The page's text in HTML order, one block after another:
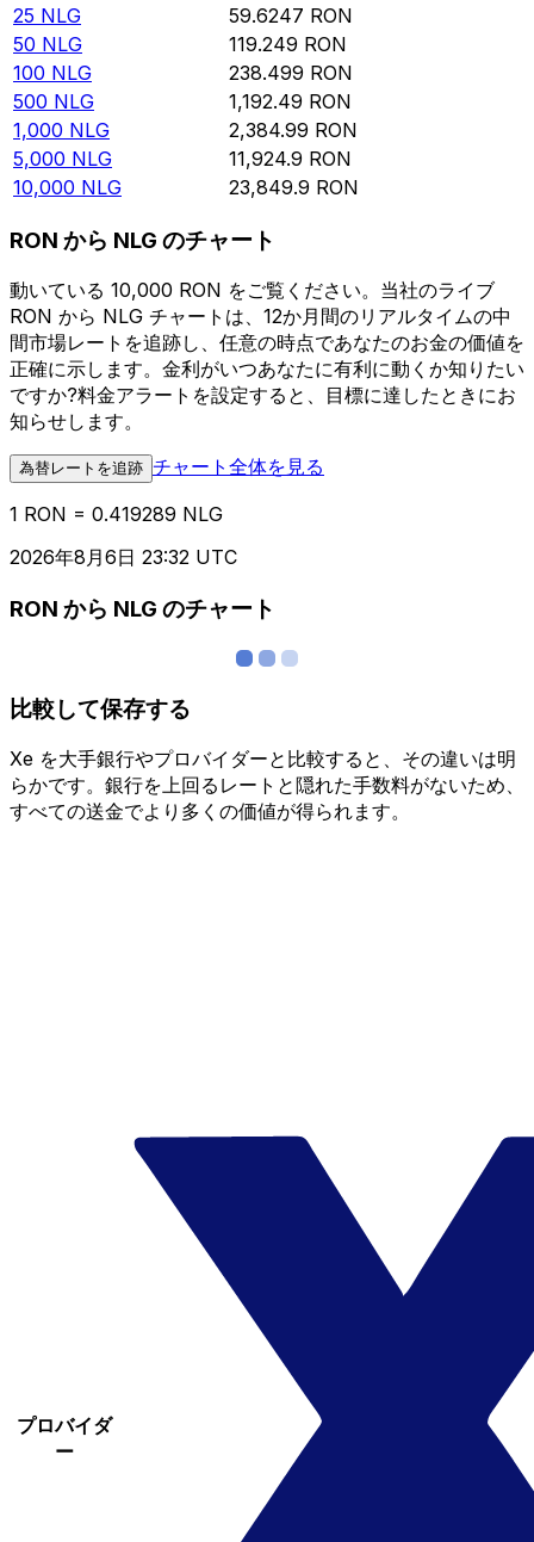
25 NLG 59.6247 RON
50 NLG 119.249 RON
100 NLG 238.499 RON
500 NLG 1,192.49 RON
1,000 NLG 2,384.99 RON
5,000 NLG 11,924.9 RON
10,000 NLG 23,849.9 RON
RON から NLG のチャート
動いている 10,000 RON をご覧ください。当社のライブ
RON から NLG チャートは、12か月間のリアルタイムの中
間市場レートを追跡し、任意の時点であなたのお金の価値を
正確に示します。金利がいつあなたに有利に動くか知りたい
ですか?料金アラートを設定すると、目標に達したときにお
知らせします。
為替レートを追跡 チャート全体を見る
1 RON = 0.419289 NLG
2026年8月6日 23:32 UTC
RON から NLG のチャート
比較して保存する
Xe を大手銀行やプロバイダーと比較すると、その違いは明
らかです。銀行を上回るレートと隠れた手数料がないため、
すべての送金でより多くの価値が得られます。
プロバイダ
ー